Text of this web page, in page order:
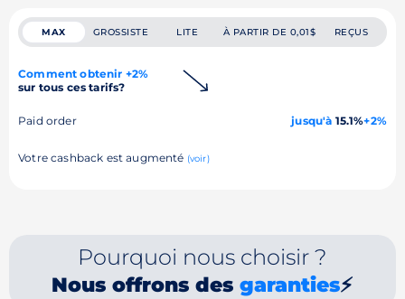
MAX GROSSISTE LITE À PARTIR DE 0,01$ REÇUS
Comment obtenir +2%
sur tous ces tarifs?
Paid order jusqu'à 15.1%+2%
Votre cashback est augmenté (voir)
Pourquoi nous choisir ?
Nous offrons desgaranties⚡